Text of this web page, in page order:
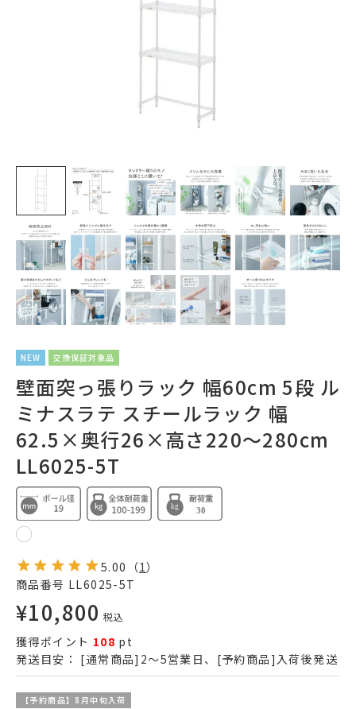
NEW 交換保証対象品
壁面突っ張りラック 幅60cm 5段 ル
ミナスラテ スチールラック 幅
62.5×奥行26×高さ220～280cm
LL6025-5T
5.00 （1）
商品番号 LL6025-5T
¥10,800 税込
獲得ポイント 108 pt
発送目安： [通常商品]2～5営業日、[予約商品]入荷後発送
【予約商品】8月中旬入荷